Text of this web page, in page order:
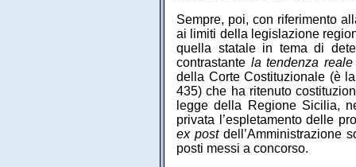
Sempre, poi, con riferimento
ai limiti della legislazione
quella statale in tema di
contrastante la tendenza reale
della Corte Costituzionale (è
435) che ha ritenuto
legge della Regione Sicilia,
privata l’espletamento delle
ex postdell’Amministrazione
posti messi a concorso.